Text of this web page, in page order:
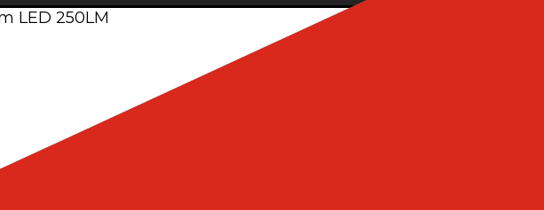
LED 250LM